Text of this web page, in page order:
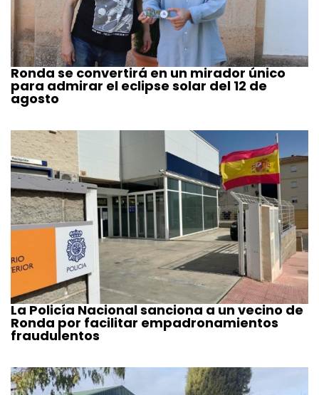
Ronda se convertirá en un mirador único
para admirar el eclipse solar del 12 de
agosto
La Policía Nacional sanciona a un vecino de
Ronda por facilitar empadronamientos
fraudulentos